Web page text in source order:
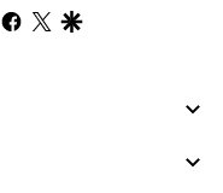
footer
instagram
facebook
twitter